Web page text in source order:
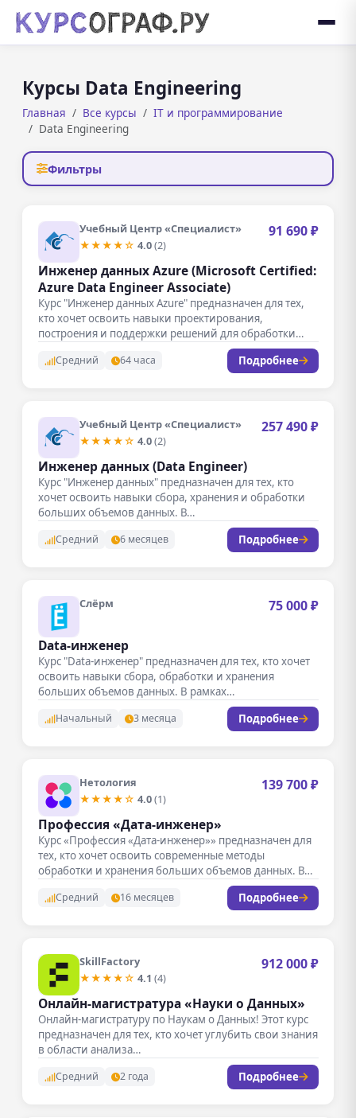
Курсы Data Engineering
Главная Все курсы
IT и программирование
Data Engineering
Фильтры
Учебный Центр «Специалист»
★★★★☆ 4.0(2)
91 690 ₽
Инженер данных Azure (Microsoft Certified:
Azure Data Engineer Associate)
Курс "Инженер данных Azure" предназначен для тех,
кто хочет освоить навыки проектирования,
построения и поддержки решений для обработки…
Средний 64 часа Подробнее
Учебный Центр «Специалист»
★★★★☆ 4.0(2)
257 490 ₽
Инженер данных (Data Engineer)
Курс "Инженер данных" предназначен для тех, кто
хочет освоить навыки сбора, хранения и обработки
больших объемов данных. В…
Средний 6 месяцев Подробнее
Слёрм 75 000 ₽
Data-инженер
Курс "Data-инженер" предназначен для тех, кто хочет
освоить навыки сбора, обработки и хранения
больших объемов данных. В рамках…
Начальный 3 месяца Подробнее
Нетология
★★★★☆ 4.0(1)
139 700 ₽
Профессия «Дата-инженер»
Курс «Профессия «Дата-инженер»» предназначен для
тех, кто хочет освоить современные методы
обработки и хранения больших объемов данных. В…
Средний 16 месяцев Подробнее
SkillFactory
★★★★☆ 4.1 (4)
912 000 ₽
Онлайн-магистратура «Науки о Данных»
Онлайн-магистратуру по Наукам о Данных! Этот курс
предназначен для тех, кто хочет углубить свои знания
в области анализа…
Средний 2 года Подробнее